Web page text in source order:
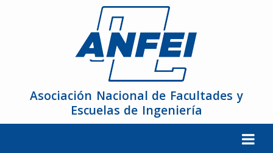
Asociación Nacional de Facultades y
Escuelas de Ingeniería